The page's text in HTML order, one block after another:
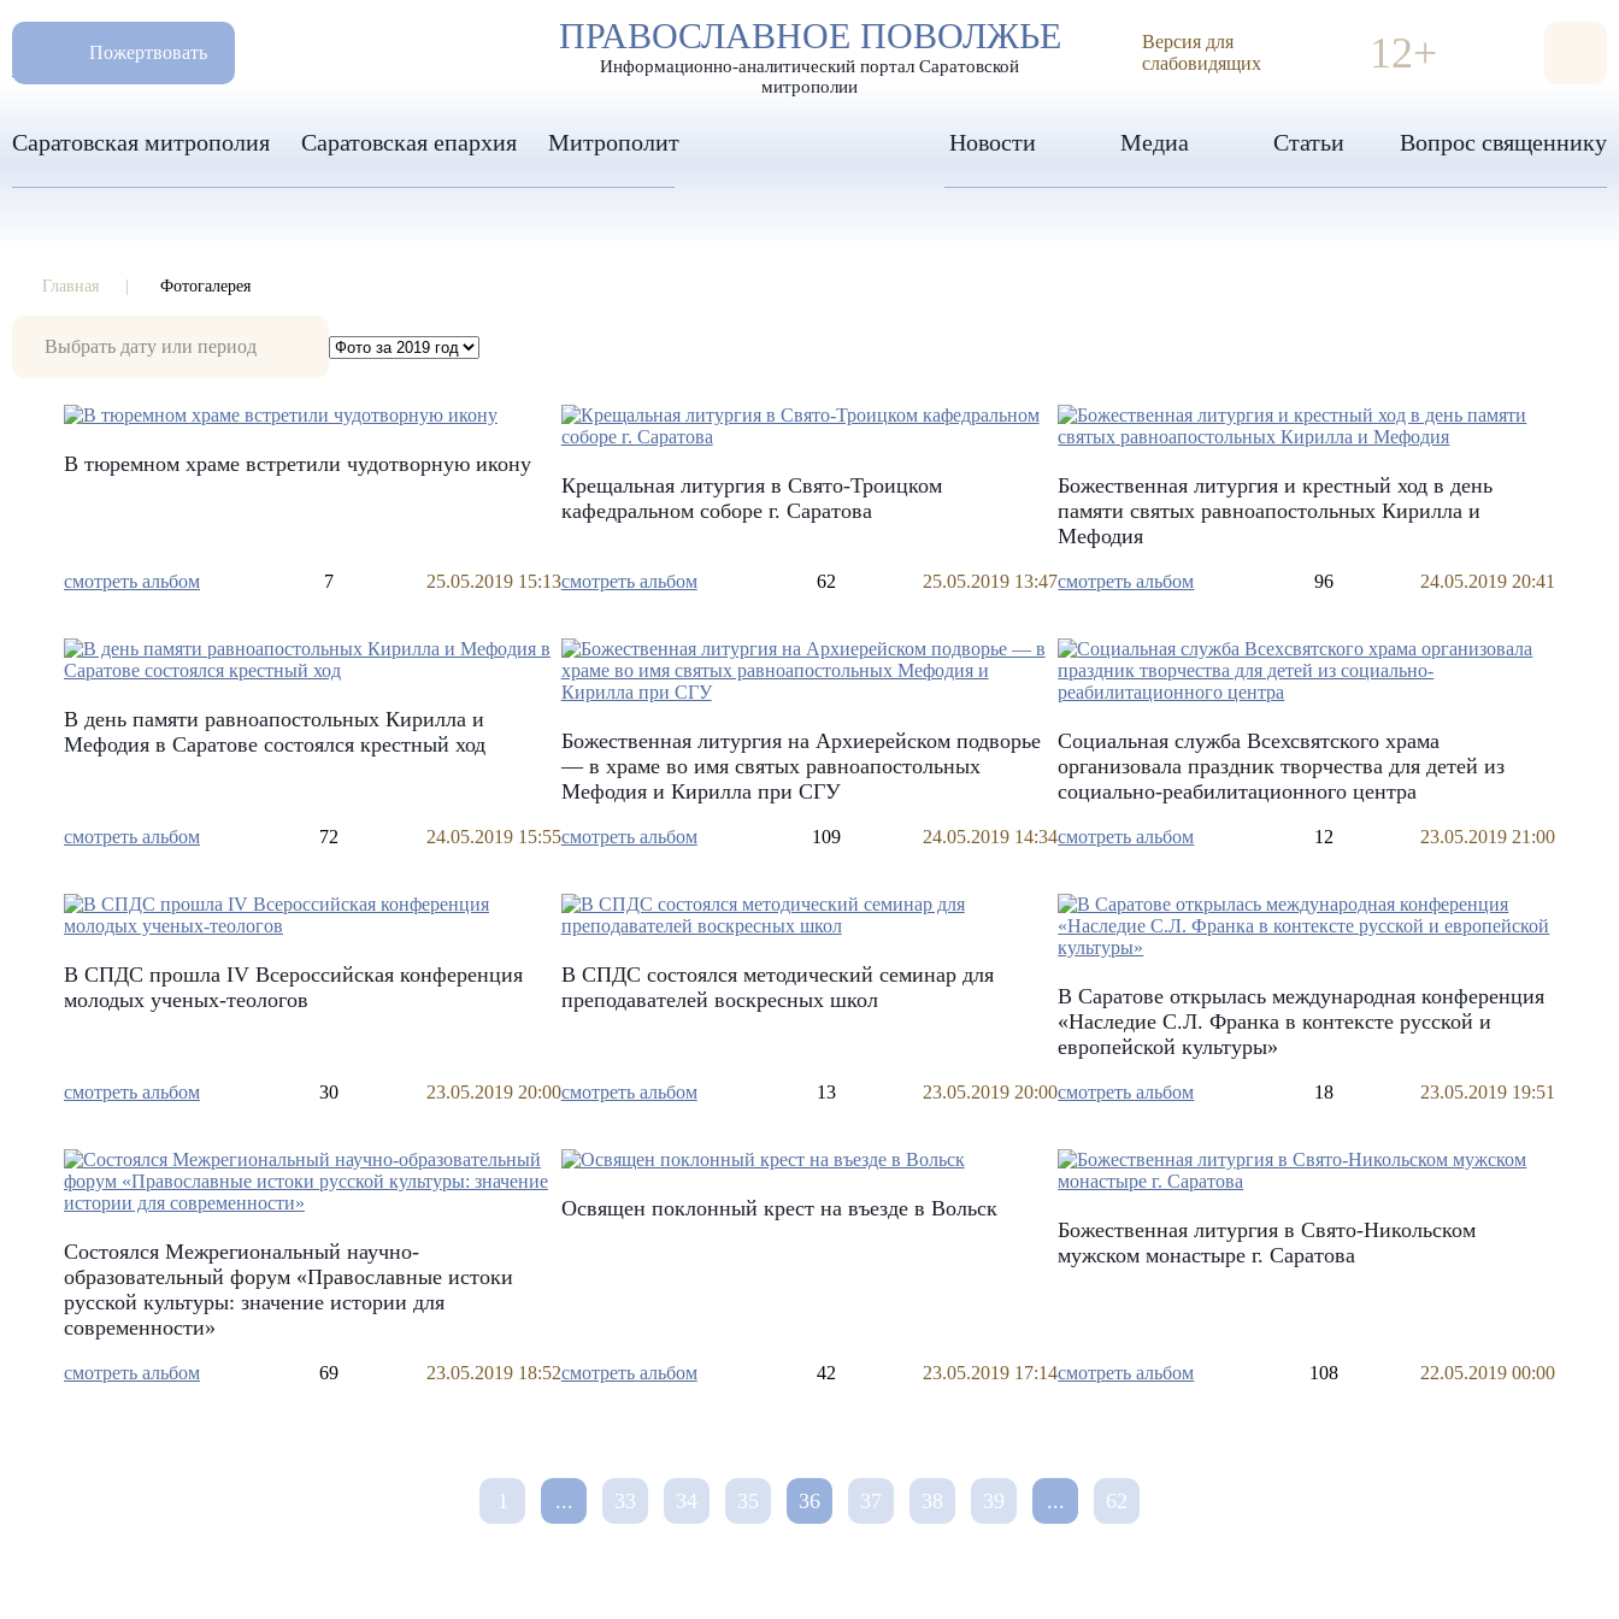
РАЗМЕР ШРИФТА А А А ИЗОБРАЖЕНИЯ
ПРАВОСЛАВНОЕ ПОВОЛЖЬЕ
Информационно-аналитический портал Саратовской
митрополии
Пожертвовать
8 960 346 31 04
info-sar@mail.ru
Версия для
слабовидящих
12+
Саратовская митрополия Саратовская епархия Митрополит Новости Медиа Статьи Вопрос священнику
Главная Фотогалерея
Фотогалерея
В тюремном храме встретили чудотворную икону
смотреть альбом 7 25.05.2019 15:13
Крещальная литургия в Свято-Троицком
кафедральном соборе г. Саратова
смотреть альбом 62 25.05.2019 13:47
Божественная литургия и крестный ход в день
памяти святых равноапостольных Кирилла и
Мефодия
смотреть альбом 96 24.05.2019 20:41
В день памяти равноапостольных Кирилла и
Мефодия в Саратове состоялся крестный ход
смотреть альбом 72 24.05.2019 15:55
Божественная литургия на Архиерейском подворье
— в храме во имя святых равноапостольных
Мефодия и Кирилла при СГУ
смотреть альбом 109 24.05.2019 14:34
Социальная служба Всехсвятского храма
организовала праздник творчества для детей из
социально-реабилитационного центра
смотреть альбом 12 23.05.2019 21:00
В СПДС прошла IV Всероссийская конференция
молодых ученых-теологов
смотреть альбом 30 23.05.2019 20:00
В СПДС состоялся методический семинар для
преподавателей воскресных школ
смотреть альбом 13 23.05.2019 20:00
В Саратове открылась международная конференция
«Наследие С.Л. Франка в контексте русской и
европейской культуры»
смотреть альбом 18 23.05.2019 19:51
Состоялся Межрегиональный научно-
образовательный форум «Православные истоки
русской культуры: значение истории для
современности»
смотреть альбом 69 23.05.2019 18:52
Освящен поклонный крест на въезде в Вольск
смотреть альбом 42 23.05.2019 17:14
Божественная литургия в Свято-Никольском
мужском монастыре г. Саратова
смотреть альбом 108 22.05.2019 00:00
1 ... 33 34 35 36 37 38 39 ... 62